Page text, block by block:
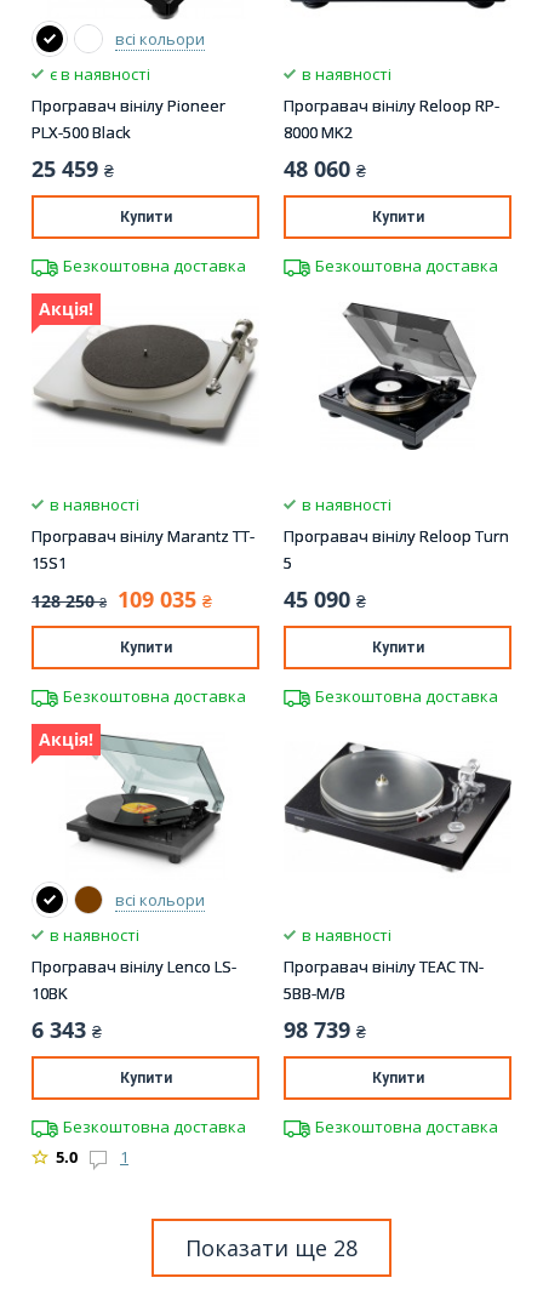
всі кольори
є в наявності
Програвач вінілу Pioneer
PLX-500 Black
25 459 ₴
Купити
Безкоштовна доставка
в наявності
Програвач вінілу Reloop RP-
8000 MK2
48 060 ₴
Купити
Безкоштовна доставка
Акція!
в наявності
Програвач вінілу Marantz TT-
15S1
128 250 ₴ 109 035 ₴
Купити
Безкоштовна доставка
в наявності
Програвач вінілу Reloop Turn
5
45 090 ₴
Купити
Безкоштовна доставка
Акція!
всі кольори
в наявності
Програвач вінілу Lenco LS-
10BK
6 343 ₴
Купити
Безкоштовна доставка
5.0
1
в наявності
Програвач вінілу TEAC TN-
5BB-M/B
98 739 ₴
Купити
Безкоштовна доставка
Показати ще 28